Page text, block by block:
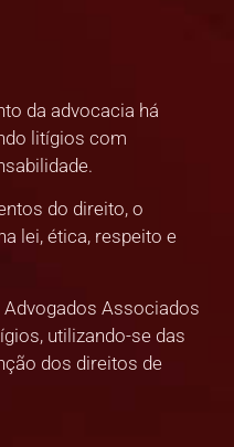
da advocacia há
litígios com
do direito, o
lei, ética, respeito e
Associados
utilizando-se das
dos direitos de